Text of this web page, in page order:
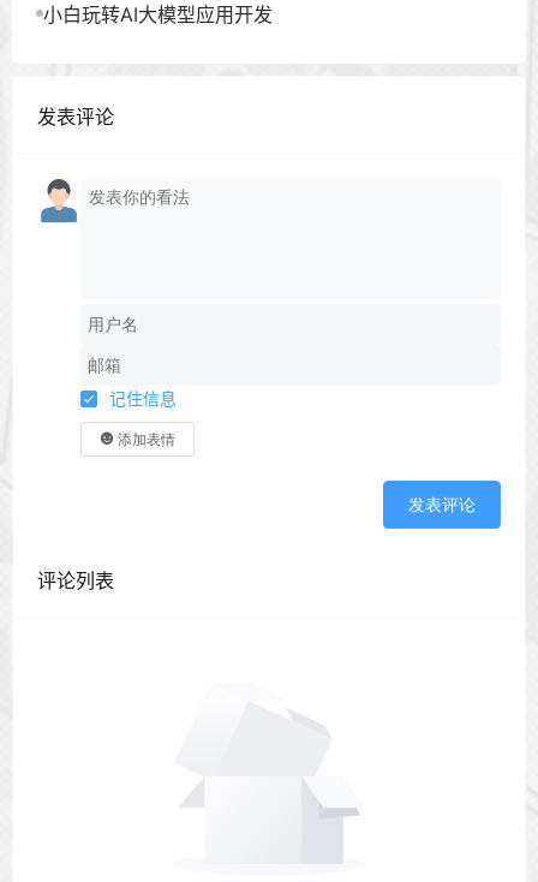
小白玩转AI大模型应用开发
发表评论
记住信息
添加表情
发表评论
评论列表